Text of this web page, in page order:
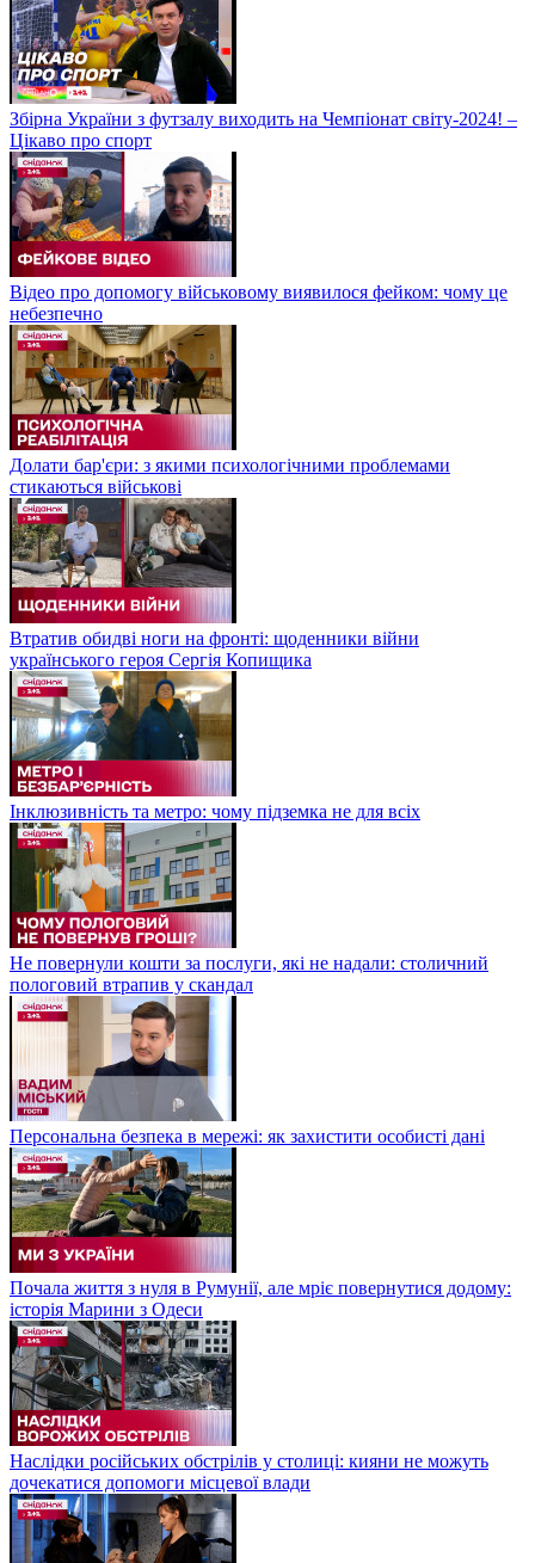
Збірна України з футзалу виходить на Чемпіонат світу-2024! –
Цікаво про спорт
Відео про допомогу військовому виявилося фейком: чому це
небезпечно
Долати бар'єри: з якими психологічними проблемами
стикаються військові
Втратив обидві ноги на фронті: щоденники війни
українського героя Сергія Копищика
Інклюзивність та метро: чому підземка не для всіх
Не повернули кошти за послуги, які не надали: столичний
пологовий втрапив у скандал
Персональна безпека в мережі: як захистити особисті дані
Почала життя з нуля в Румунії, але мріє повернутися додому:
історія Марини з Одеси
Наслідки російських обстрілів у столиці: кияни не можуть
дочекатися допомоги місцевої влади